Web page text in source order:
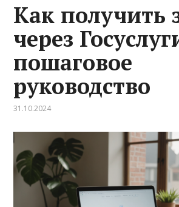
Как получить
через
пошаговое
руководство
31.10.2024